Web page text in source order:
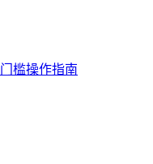
槛操作指南